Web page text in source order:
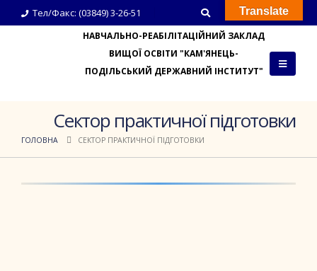
Тел/Факс: (03849) 3-26-51
НАВЧАЛЬНО-РЕАБІЛІТАЦІЙНИЙ ЗАКЛАД
ВИЩОЇ ОСВІТИ "КАМ'ЯНЕЦЬ-
ПОДІЛЬСЬКИЙ ДЕРЖАВНИЙ ІНСТИТУТ"
Сектор практичної підготовки
ГОЛОВНА СЕКТОР ПРАКТИЧНОЇ ПІДГОТОВКИ
Translate